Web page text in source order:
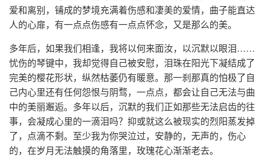
爱和离别，铺成的梦境充满着伤感和凄美的爱情，曲子能直达
人的心扉，有一点点伤感有一点点怀念，又是那么的美。
多年后，如果我们相逢，我将以何来面汝，以沉默以眼泪……
忧伤的琴键中，我却觉得自己被安慰，泪珠在阳光下凝结成了
完美的樱花形状，纵然枯萎仍有暖意。那一刹那真的怕极了自
己内心里还有任何怨恨与阴骛，一点点，都会让自己无法与曲
中的美丽邂逅。多年以后，沉默的我们正如那些无法启齿的往
事，会凝成心里的一滴泪吗？抑或就这么被现实的烈阳蒸发掉
了，点滴不剩。至少我为你哭泣过，安静的，无声的，伤心
的，在岁月无法触摸的角落里，玫瑰花心渐渐老去。